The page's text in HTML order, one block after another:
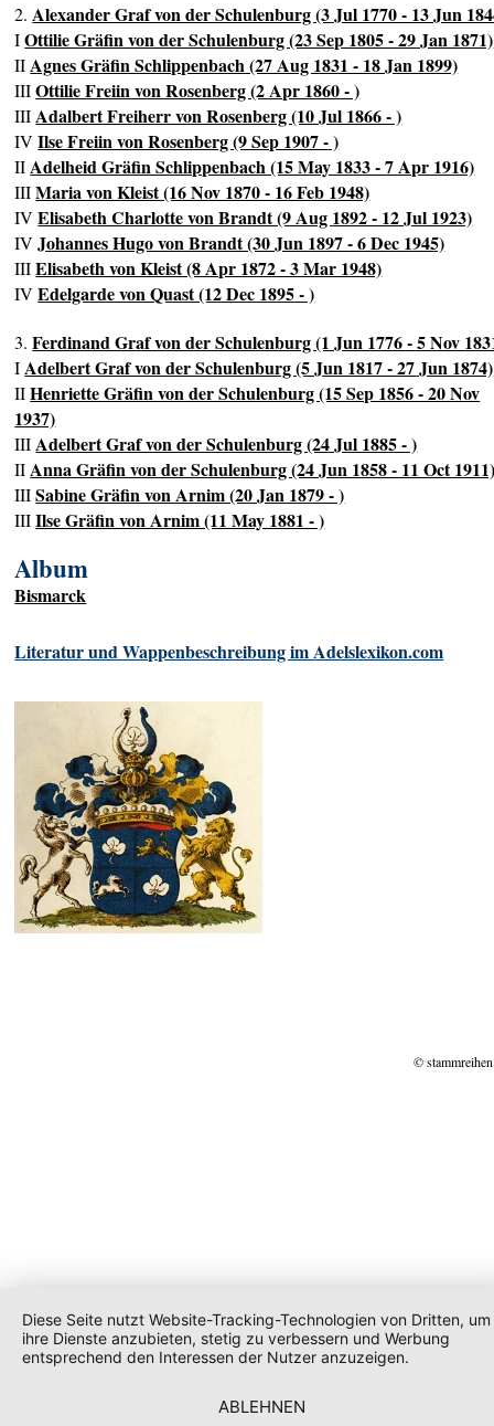
2.Alexander Graf von der Schulenburg (3 Jul 1770 - 13 Jun
IOttilie Gräfin von der Schulenburg (23 Sep 1805 - 29 Jan 1871)
IIAgnes Gräfin Schlippenbach (27 Aug 1831 - 18 Jan 1899)
IIIOttilie Freiin von Rosenberg (2 Apr 1860 - )
IIIAdalbert Freiherr von Rosenberg (10 Jul 1866 - )
IVIlse Freiin von Rosenberg (9 Sep 1907 - )
IIAdelheid Gräfin Schlippenbach (15 May 1833 - 7 Apr 1916)
IIIMaria von Kleist (16 Nov 1870 - 16 Feb 1948)
IVElisabeth Charlotte von Brandt (9 Aug 1892 - 12 Jul 1923)
IVJohannes Hugo von Brandt (30 Jun 1897 - 6 Dec 1945)
IIIElisabeth von Kleist (8 Apr 1872 - 3 Mar 1948)
IVEdelgarde von Quast (12 Dec 1895 - )
3.Ferdinand Graf von der Schulenburg (1 Jun 1776 - 5 Nov
IAdelbert Graf von der Schulenburg (5 Jun 1817 - 27 Jun 1874)
IIHenriette Gräfin von der Schulenburg (15 Sep 1856 - 20 Nov
1937)
IIIAdelbert Graf von der Schulenburg (24 Jul 1885 - )
IIAnna Gräfin von der Schulenburg (24 Jun 1858 - 11 Oct
IIISabine Gräfin von Arnim (20 Jan 1879 - )
IIIIlse Gräfin von Arnim (11 May 1881 - )
Album
Bismarck
Literatur und Wappenbeschreibung im Adelslexikon.com
©
Diese Seite nutzt Website-Tracking-Technologien von Dritten, um
ihre Dienste anzubieten, stetig zu verbessern und Werbung
entsprechend den Interessen der Nutzer anzuzeigen.
ABLEHNEN